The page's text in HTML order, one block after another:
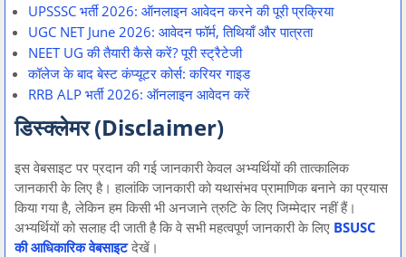
UPSSSC भर्ती 2026: ऑनलाइन आवेदन करने की पूरी प्रक्रिया
UGC NET June 2026: आवेदन फॉर्म, तिथियाँ और पात्रता
NEET UG की तैयारी कैसे करें? पूरी स्ट्रैटेजी
कॉलेज के बाद बेस्ट कंप्यूटर कोर्स: करियर गाइड
RRB ALP भर्ती 2026: ऑनलाइन आवेदन करें
डिस्क्लेमर (Disclaimer)
इस वेबसाइट पर प्रदान की गई जानकारी केवल अभ्यर्थियों की तात्कालिक
जानकारी के लिए है। हालांकि जानकारी को यथासंभव प्रामाणिक बनाने का प्रयास
किया गया है, लेकिन हम किसी भी अनजाने त्रुटि के लिए जिम्मेदार नहीं हैं।
अभ्यर्थियों को सलाह दी जाती है कि वे सभी महत्वपूर्ण जानकारी के लिए BSUSC
की आधिकारिक वेबसाइटदेखें।